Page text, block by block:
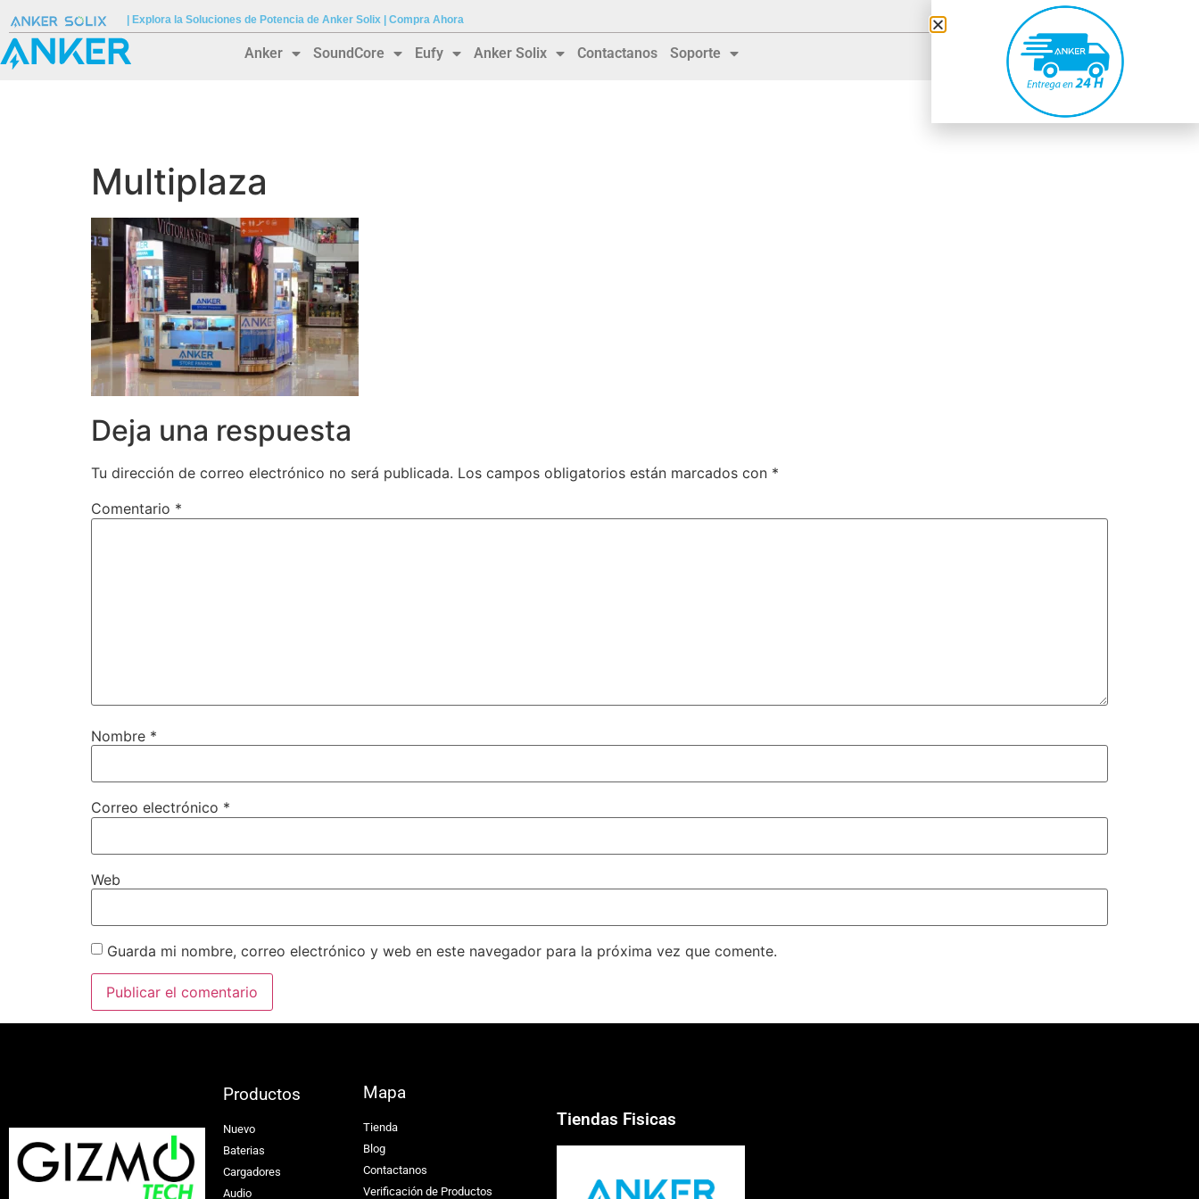
| Explora la Soluciones de Potencia de Anker Solix | Compra Ahora
Anker SoundCore Eufy Anker Solix Contactanos Soporte
Multiplaza
Deja una respuesta
Tu dirección de correo electrónico no será publicada. Los campos obligatorios están marcados con *
Comentario *
Nombre *
Correo electrónico *
Web
Guarda mi nombre, correo electrónico y web en este navegador para la próxima vez que comente.
Productos
Nuevo
Baterias
Cargadores
Audio
Mapa
Tienda
Blog
Contactanos
Verificación de Productos
Tiendas Fisicas